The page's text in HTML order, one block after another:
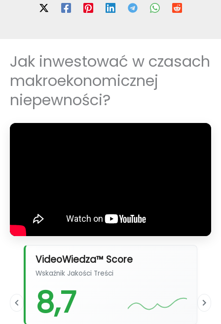
Jak inwestować w czasach
makroekonomicznej
niepewności?
VideoWiedza™ Score
Wskaźnik Jakości Treści
8,7